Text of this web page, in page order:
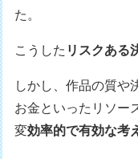
た。
こうした リスクある
しかし、作品の質や
お金といったリソー
変効率的で有効な考